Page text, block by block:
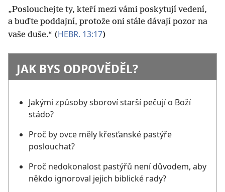
„Poslouchejte ty, kteří mezi vámi poskytují vedení,
a buďte poddajní, protože oni stále dávají pozor na
vaše duše.“ (HEBR. 13:17)
JAK BYS ODPOVĚDĚL?
Jakými způsoby sboroví starší pečují o Boží
stádo?
Proč by ovce měly křesťanské pastýře
poslouchat?
Proč nedokonalost pastýřů není důvodem, aby
někdo ignoroval jejich biblické rady?